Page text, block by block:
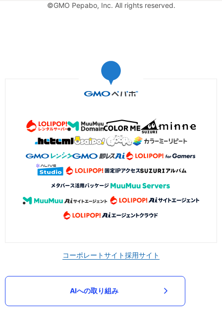
©GMO Pepabo, Inc. All rights reserved.
コーポレートサイト採用サイト
AIへの取り組み